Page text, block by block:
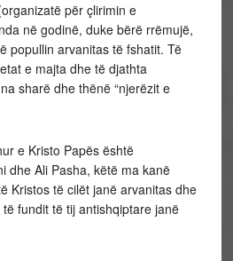
për çlirimin e
në godinë, duke bërë rrëmujë,
popullin arvanitas të fshatit. Të
e majta dhe të djathta
sharë dhe thënë “njerëzit e
e Kristo Papës është
dhe Ali Pasha, këtë ma kanë
Kristos të cilët janë arvanitas dhe
fundit të tij antishqiptare janë